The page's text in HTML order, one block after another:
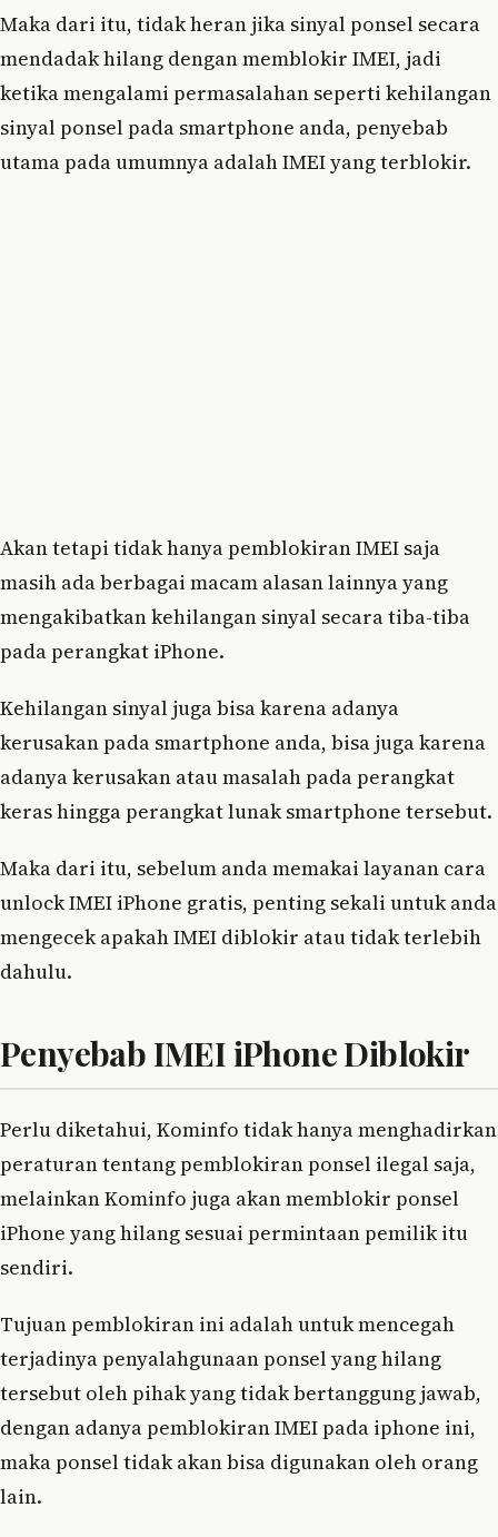
Maka dari itu, tidak heran jika sinyal ponsel secara
mendadak hilang dengan memblokir IMEI, jadi
ketika mengalami permasalahan seperti kehilangan
sinyal ponsel pada smartphone anda, penyebab
utama pada umumnya adalah IMEI yang terblokir.
Akan tetapi tidak hanya pemblokiran IMEI saja
masih ada berbagai macam alasan lainnya yang
mengakibatkan kehilangan sinyal secara tiba-tiba
pada perangkat iPhone.
Kehilangan sinyal juga bisa karena adanya
kerusakan pada smartphone anda, bisa juga karena
adanya kerusakan atau masalah pada perangkat
keras hingga perangkat lunak smartphone tersebut.
Maka dari itu, sebelum anda memakai layanan cara
unlock IMEI iPhone gratis, penting sekali untuk anda
mengecek apakah IMEI diblokir atau tidak terlebih
dahulu.
Penyebab IMEI iPhone Diblokir
Perlu diketahui, Kominfo tidak hanya menghadirkan
peraturan tentang pemblokiran ponsel ilegal saja,
melainkan Kominfo juga akan memblokir ponsel
iPhone yang hilang sesuai permintaan pemilik itu
sendiri.
Tujuan pemblokiran ini adalah untuk mencegah
terjadinya penyalahgunaan ponsel yang hilang
tersebut oleh pihak yang tidak bertanggung jawab,
dengan adanya pemblokiran IMEI pada iphone ini,
maka ponsel tidak akan bisa digunakan oleh orang
lain.